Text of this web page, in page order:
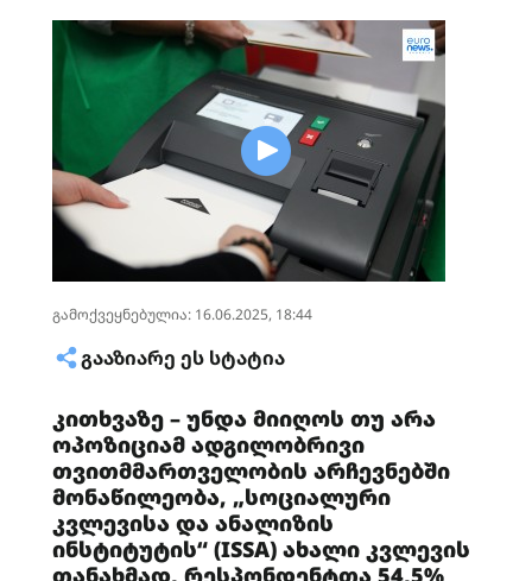
გამოქვეყნებულია: 16.06.2025, 18:44
ᲒᲐᲐᲖᲘᲐᲠᲔ ᲔᲡ ᲡᲢᲐᲢᲘᲐ
კითხვაზე – უნდა მიიღოს თუ არა
ოპოზიციამ ადგილობრივი
თვითმმართველობის არჩევნებში
მონაწილეობა, „სოციალური
კვლევისა და ანალიზის
ინსტიტუტის“ (ISSA) ახალი კვლევის
თანახმად, რესპონდენტთა 54,5%